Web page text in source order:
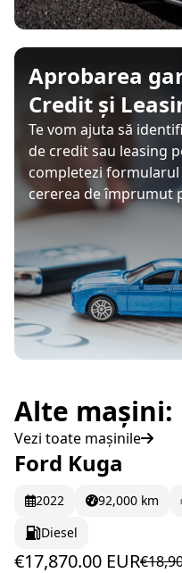
Aprobarea
Credit și
Te vom ajuta să
de credit sau leasing
completezi
cererea de împrumut
Alte mașini:
Vezi toate mașinile
În stoc
Ford Kuga
2022 92,000 km
Diesel
€17,870.00 EUR